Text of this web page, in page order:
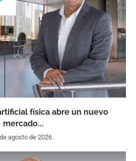
física abre un nuevo
mercado...
agosto de 2026